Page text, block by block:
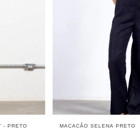
- PRETO MACACÃO SELENA PRETO